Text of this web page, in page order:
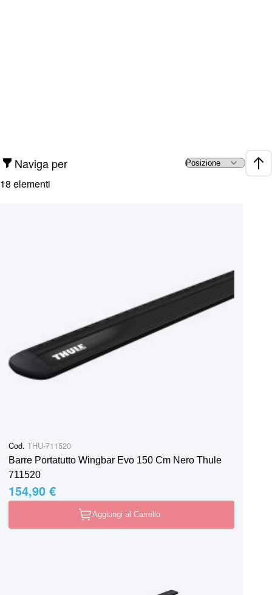
Naviga per
18 elementi
Cod. THU-711520
Barre Portatutto Wingbar Evo 150 Cm Nero Thule
711520
154,90 €
Aggiungi al Carrello